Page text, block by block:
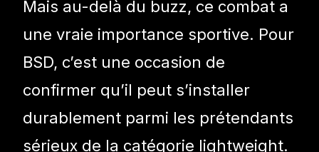
Mais au-delà du buzz, ce combat a
une vraie importance sportive. Pour
BSD, c’est une occasion de
confirmer qu’il peut s’installer
durablement parmi les prétendants
sérieux de la catégorie lightweight.